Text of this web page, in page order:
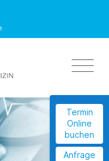
Termin
Online
buchen
Anfrage